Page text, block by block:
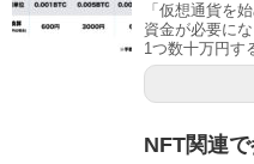
「仮想通貨を
資金が必要に
1つ数十万円す
NFT関連